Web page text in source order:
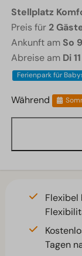
Stellplatz
Preis für 2
Ankunft am So
Abreise am Di
Ferienpark für
Während
Flexibel
Tagen